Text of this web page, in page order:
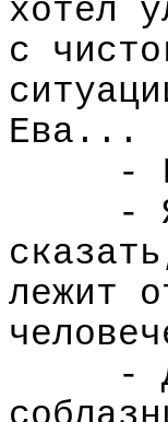
хотел
с
Ева...
-
-
лежит
-